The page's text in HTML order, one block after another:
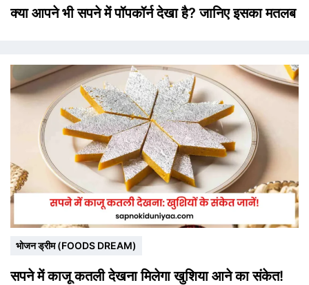
क्या आपने भी सपने में पॉपकॉर्न देखा है? जानिए इसका मतलब
भोजन ड्रीम (FOODS DREAM)
सपने में काजू कतली देखना मिलेगा खुशिया आने का संकेत!